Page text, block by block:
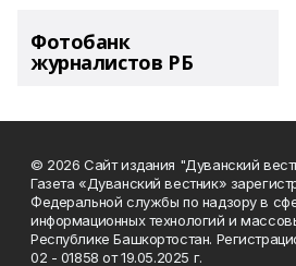
Фотобанк
журналистов РБ
© 2026 Сайт издания "Дуванский
Газета «Дуванский вестник»
Федеральной службы по надзору в
информационных технологий и
Республике Башкортостан.
02 - 01858 от 19.05.2025 г.